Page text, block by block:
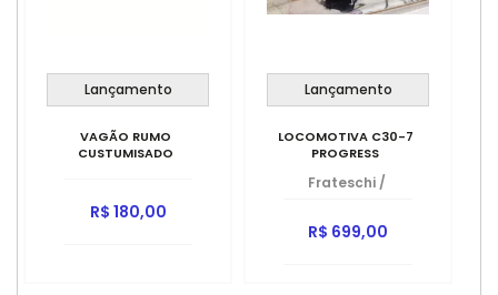
Lançamento
VAGÃO RUMO
CUSTUMISADO
R$ 180,00
Lançamento
LOCOMOTIVA C30-7
PROGRESS
Frateschi /
R$ 699,00